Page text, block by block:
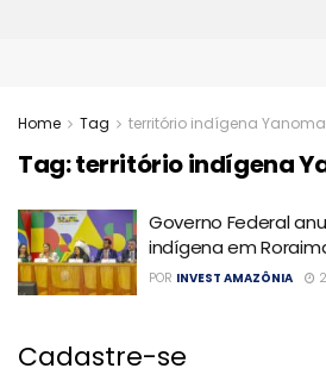
Home Tag território indígena
Tag:território indígena
Governo Federal
indígena em
POR INVEST AMAZÔNIA
Cadastre-se